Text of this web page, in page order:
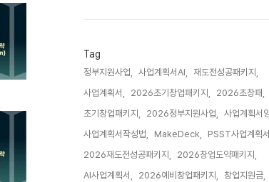
Tag
정부지원사업, 사업계획서AI,
재도전성공패키지,
사업계획서,
2026초기창업패키지,
2026초창패,
초기창업패키지,
2026정부지원사업,
사업계획서
사업계획서작성법,
MakeDeck,
PSST사업계획서,
2026재도전성공패키지,
2026창업도약패키지,
AI사업계획서,
2026예비창업패키지,
창업지원금,